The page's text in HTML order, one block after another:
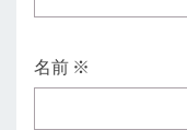
名前 ※